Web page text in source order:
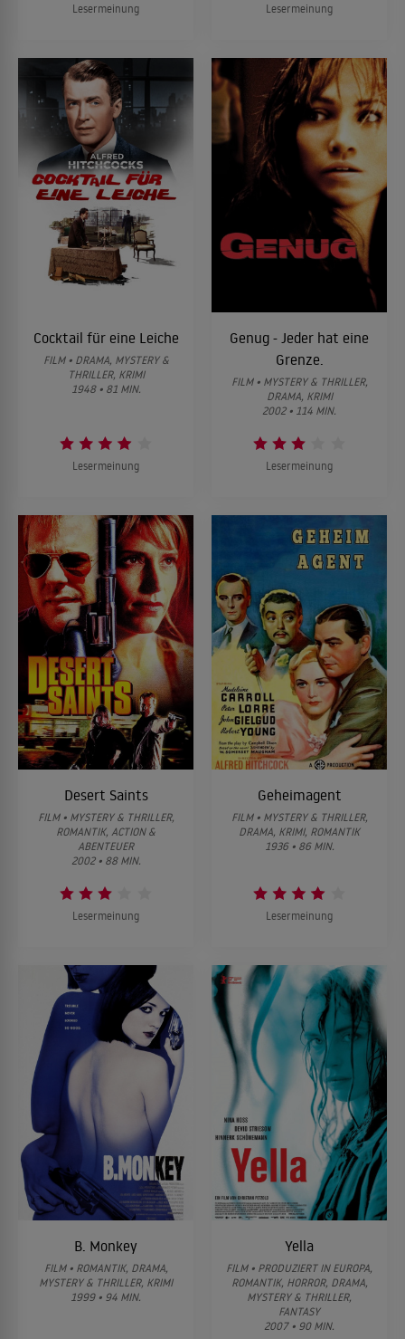
Lesermeinung Lesermeinung
Cocktail für eine Leiche
FILM • DRAMA, MYSTERY &
THRILLER, KRIMI
1948 • 81 MIN.
Lesermeinung
Genug - Jeder hat eine
Grenze.
FILM • MYSTERY & THRILLER,
DRAMA, KRIMI
2002 • 114 MIN.
Lesermeinung
Desert Saints
FILM • MYSTERY & THRILLER,
ROMANTIK, ACTION &
ABENTEUER
2002 • 88 MIN.
Lesermeinung
Geheimagent
FILM • MYSTERY & THRILLER,
DRAMA, KRIMI, ROMANTIK
1936 • 86 MIN.
Lesermeinung
B. Monkey
FILM • ROMANTIK, DRAMA,
MYSTERY & THRILLER, KRIMI
1999 • 94 MIN.
Yella
FILM • PRODUZIERT IN EUROPA,
ROMANTIK, HORROR, DRAMA,
MYSTERY & THRILLER,
FANTASY
2007 • 90 MIN.